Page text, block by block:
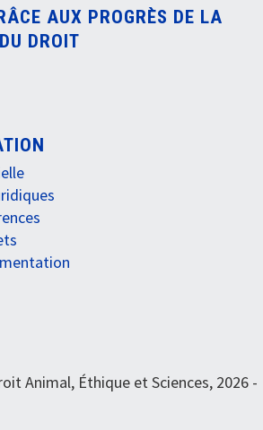
AUX PROGRÈS DE LA
DROIT
Animal, Éthique et Sciences, 2026 -